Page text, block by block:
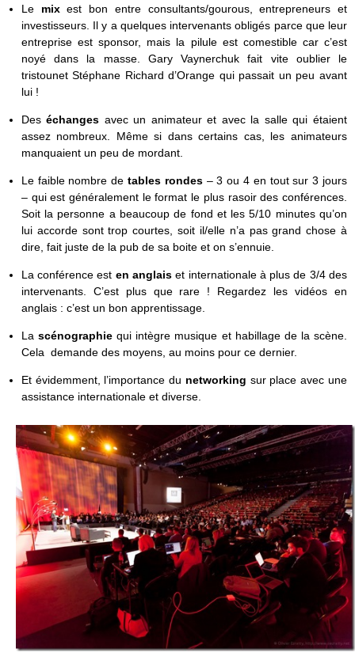
Le mixest bon entre consultants/gourous, entrepreneurs et
investisseurs. Il y a quelques intervenants obligés parce que leur
entreprise est sponsor, mais la pilule est comestible car c’est
noyé dans la masse. Gary Vaynerchuk fait vite oublier le
tristounet Stéphane Richard d’Orange qui passait un peu avant
lui !
Deséchanges avec un animateur et avec la salle qui étaient
assez nombreux. Même si dans certains cas, les animateurs
manquaient un peu de mordant.
Le faible nombre detables rondes – 3 ou 4 en tout sur 3 jours
– qui est généralement le format le plus rasoir des conférences.
Soit la personne a beaucoup de fond et les 5/10 minutes qu’on
lui accorde sont trop courtes, soit il/elle n’a pas grand chose à
dire, fait juste de la pub de sa boite et on s’ennuie.
La conférence est en anglaiset internationale à plus de 3/4 des
intervenants. C’est plus que rare ! Regardez les vidéos en
anglais : c’est un bon apprentissage.
Lascénographiequi intègre musique et habillage de la scène.
Cela demande des moyens, au moins pour ce dernier.
Et évidemment, l’importance du networking sur place avec une
assistance internationale et diverse.